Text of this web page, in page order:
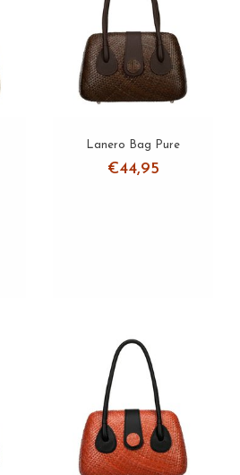
Lanero Bag Pure
€44,95